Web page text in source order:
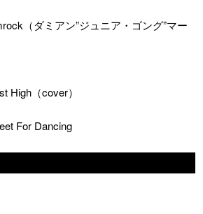
（ダミアン”ジュニア・ゴング”マー
High（cover）
For Dancing